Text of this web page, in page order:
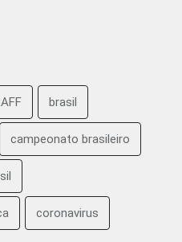
brasil
campeonato brasileiro
coronavirus